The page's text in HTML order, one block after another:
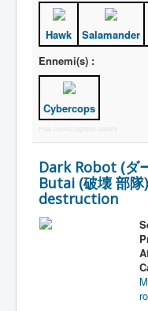
Acteur
Équipe
Personnage
Transformation
Équipement
Mecha
Objet
Lieu
Épisode
Hawk Salamander
Ennemi(s) :
Cybercops
Dark Robot (ダ
Butai (破壊 部
destruction